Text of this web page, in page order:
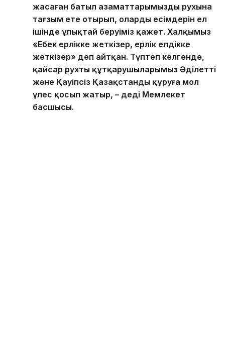
жасаған батыл азаматтарымыздың рухына
тағзым ете отырып, олардың есімдерін ел
ішінде ұлықтай беруіміз қажет. Халқымыз
«Еңбек ерлікке жеткізер, ерлік елдікке
жеткізер» деп айтқан. Түптеп келгенде,
қайсар рухты құтқарушыларымыз Әділетті
және Қауіпсіз Қазақстанды құруға мол
үлес қосып жатыр, – деді Мемлекет
басшысы.